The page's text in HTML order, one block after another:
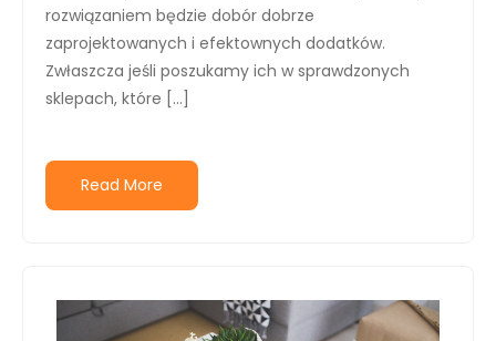
rozwiązaniem będzie dobór dobrze
zaprojektowanych i efektownych dodatków.
Zwłaszcza jeśli poszukamy ich w sprawdzonych
sklepach, które […]
Read More